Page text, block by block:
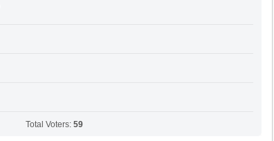
Total Voters: 59